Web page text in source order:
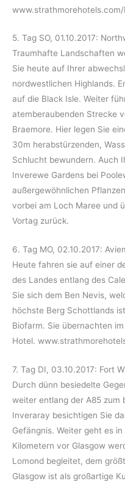
5. Tag SO, 01.10.2017:
Traumhafte Landschaften
Sie heute auf Ihrer
nordwestlichen Highlands.
auf die Black Isle. Weiter
atemberaubenden Strecke
Braemore. Hier legen Sie
30m herabstürzenden,
Schlucht bewundern. Auch
Inverewe Gardens bei
außergewöhnlichen
vorbei am Loch Maree und
Vortag zurück.
6. Tag MO, 02.10.2017:
Heute fahren sie auf einer
des Landes entlang des
Sie sich dem Ben Nevis,
höchste Berg Schottlands
Biofarm. Sie übernachten
Hotel.
7. Tag DI, 03.10.2017: Fort
Durch dünn besiedelte
weiter entlang der A85 zum
Inveraray besichtigen Sie
Gefängnis. Weiter geht es
Kilometern vor Glasgow
Lomond begleitet, dem
Glasgow ist als großartige